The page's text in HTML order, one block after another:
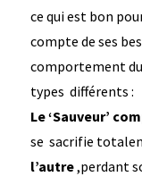
ce qui est bon
compte de ses
comportement
types différents :
Le ‘Sauveur’
se sacrifie
l’autre,perdant